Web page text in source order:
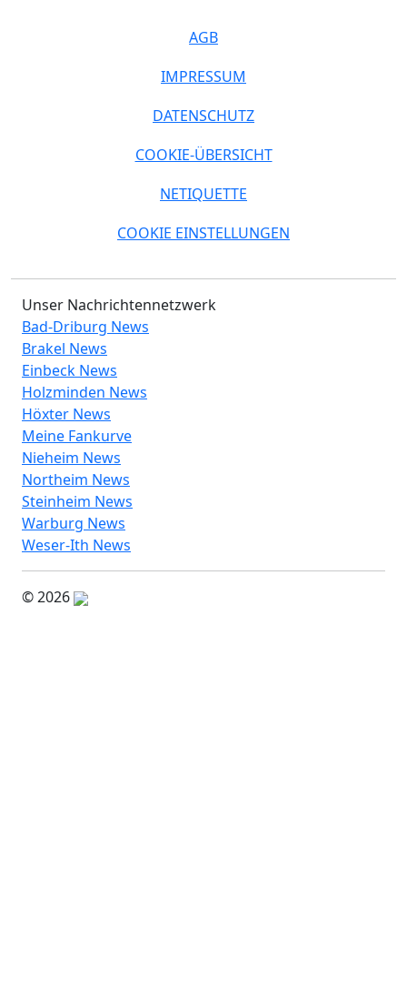
AGB
IMPRESSUM
DATENSCHUTZ
COOKIE-ÜBERSICHT
NETIQUETTE
COOKIE EINSTELLUNGEN
Unser Nachrichtennetzwerk
Bad-Driburg News
Brakel News
Einbeck News
Holzminden News
Höxter News
Meine Fankurve
Nieheim News
Northeim News
Steinheim News
Warburg News
Weser-Ith News
© 2026